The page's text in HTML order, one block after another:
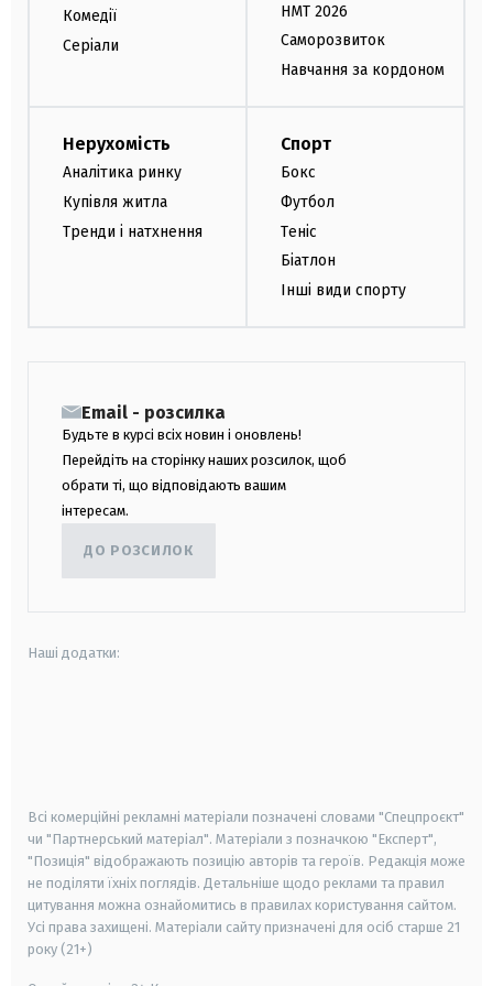
Комедії
Серіали
НМТ 2026
Саморозвиток
Навчання за кордоном
Нерухомість
Аналітика ринку
Купівля житла
Тренди і натхнення
Спорт
Бокс
Футбол
Теніс
Біатлон
Інші види спорту
Email - розсилка
Будьте в курсі всіх новин і оновлень!
Перейдіть на сторінку наших розсилок, щоб
обрати ті, що відповідають вашим
інтересам.
ДО РОЗСИЛОК
Наші додатки:
Всі комерційні рекламні матеріали позначені словами "Спецпроєкт"
чи "Партнерський матеріал". Матеріали з позначкою "Експерт",
"Позиція" відображають позицію авторів та героїв. Редакція може
не поділяти їхніх поглядів. Детальніше щодо реклами та правил
цитування можна ознайомитись в правилах користування сайтом.
Усі права захищені. Матеріали сайту призначені для осіб старше 21
року (21+)